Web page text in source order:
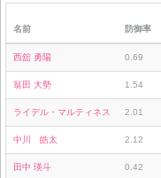
名前 防御率
西舘 勇陽 0.69
翁田 大勢 1.54
ライデル・マルティネス 2.01
中川 皓太 2.12
田中 瑛斗 0.42